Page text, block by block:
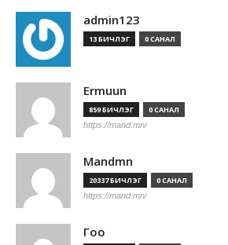
admin123
13 БИЧЛЭГ 0 САНАЛ
Ermuun
859 БИЧЛЭГ 0 САНАЛ
https://mand.mn/
Mandmn
20337 БИЧЛЭГ 0 САНАЛ
https://mand.mn/
Гоо